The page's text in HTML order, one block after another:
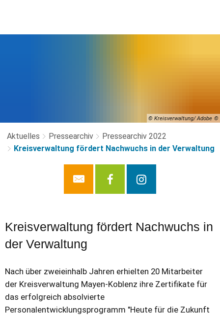
© Kreisverwaltung/ Adobe
Aktuelles Pressearchiv
Pressearchiv 2022
Kreisverwaltung fördert Nachwuchs in der Verwaltung
Kreisverwaltung fördert Nachwuchs in
der Verwaltung
Nach über zweieinhalb Jahren erhielten 20 Mitarbeiter
der Kreisverwaltung Mayen-Koblenz ihre Zertifikate für
das erfolgreich absolvierte
Personalentwicklungsprogramm "Heute für die Zukunft